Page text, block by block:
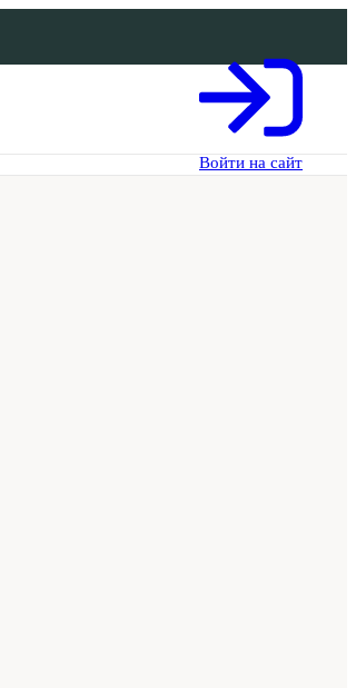
Войти на сайт